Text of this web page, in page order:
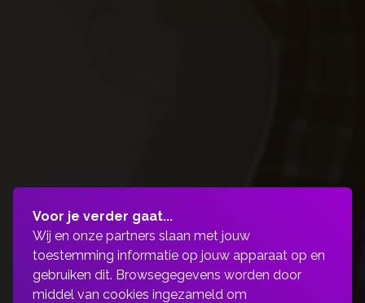
Voor je verder gaat...
Wij en onze partners slaan met jouw
toestemming informatie op jouw apparaat op en
gebruiken dit. Browsegegevens worden door
middel van cookies ingezameld om